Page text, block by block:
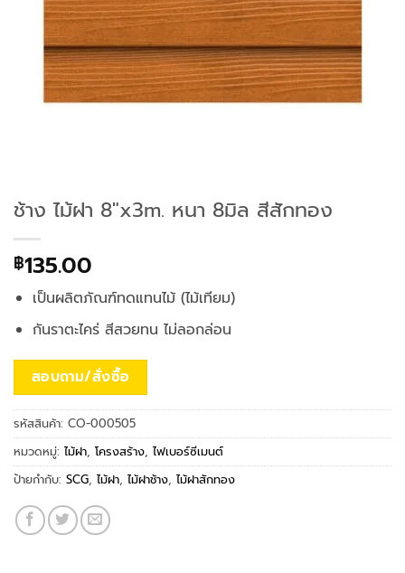
ช้าง ไม้ฝา 8″x3m. หนา 8มิล สีสักทอง
฿135.00
เป็นผลิตภัณฑ์ทดแทนไม้ (ไม้เทียม)
กันราตะไคร่ สีสวยทน ไม่ลอกล่อน
สอบถาม/สั่งซื้อ
รหัสสินค้า: CO-000505
หมวดหมู่: ไม้ฝา, โครงสร้าง, ไฟเบอร์ซีเมนต์
ป้ายกำกับ: SCG, ไม้ฝา, ไม้ฝาช้าง, ไม้ฝาสักทอง